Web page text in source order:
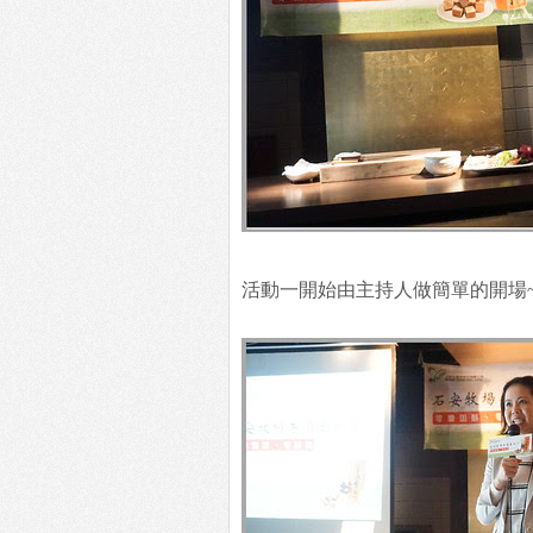
活動一開始由主持人做簡單的開場